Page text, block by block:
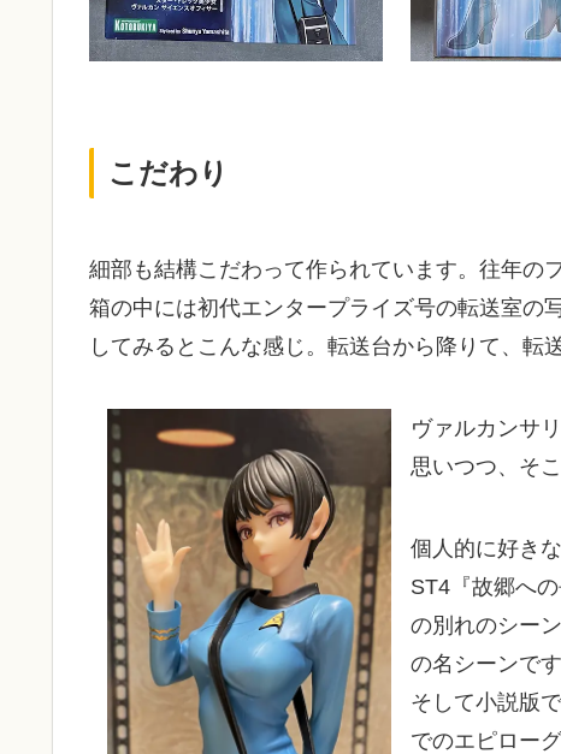
こだわり
細部も結構こだわって作られています。往年の
箱の中には初代エンタープライズ号の転送室の
してみるとこんな感じ。転送台から降りて、転
ヴァルカンサ
思いつつ、そ
個人的に好き
ST4『故郷へ
の別れのシー
の名シーンです
そして小説版
でのエピロー